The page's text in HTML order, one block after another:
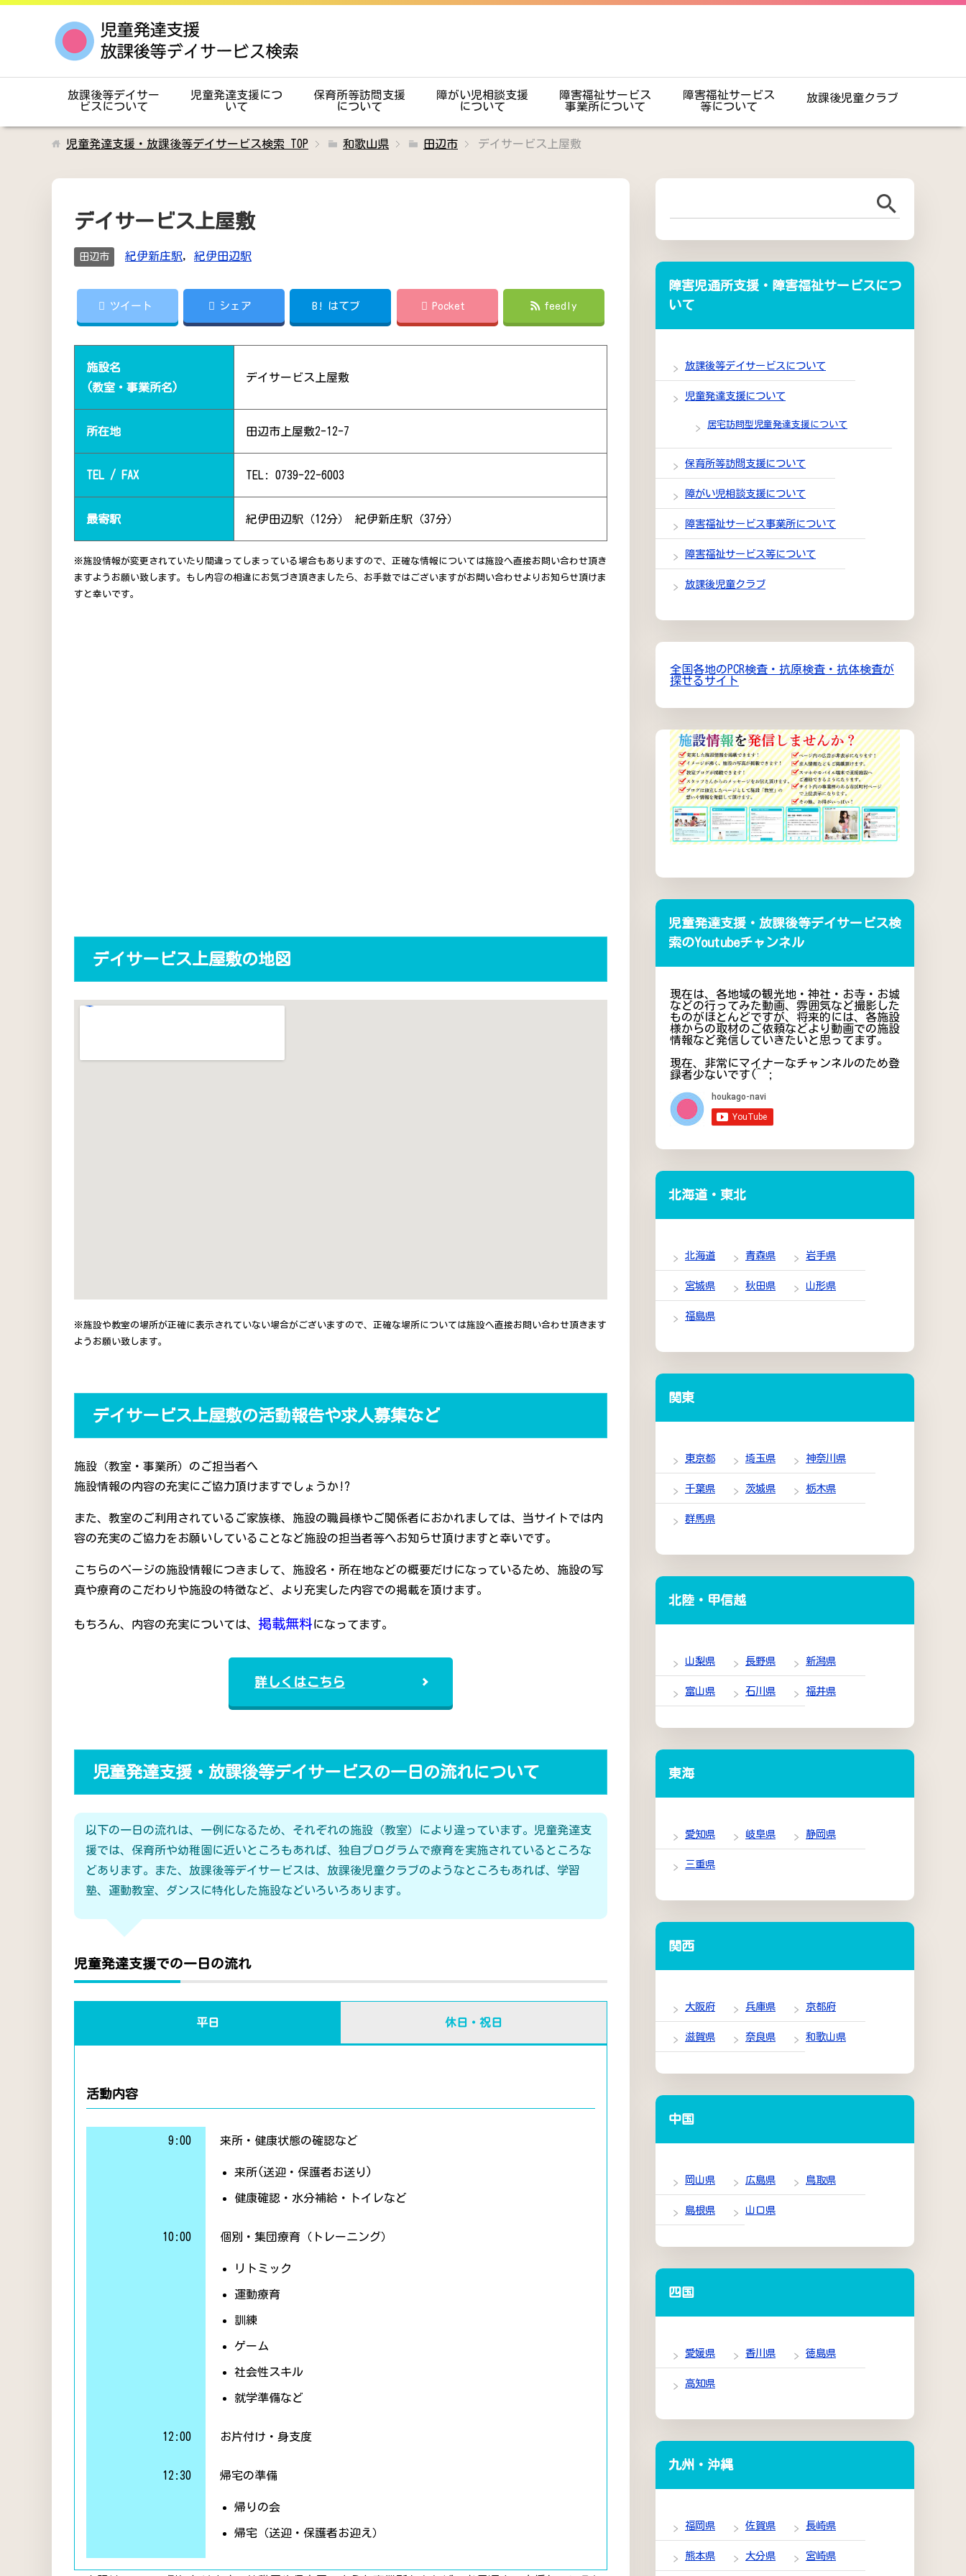
放課後等デイサー
ビスについて
児童発達支援につ
いて
保育所等訪問支援
について
障がい児相談支援
について
障害福祉サービス
事業所について
障害福祉サービス
等について
放課後児童クラブ
児童発達支援・放課後等デイサービス検索 TOP 和歌山県 田辺市 デイサービス上屋敷
デイサービス上屋敷
田辺市 紀伊新庄駅, 紀伊田辺駅
ツイート シェア B! はてブ Pocket feedly
施設名
(教室・事業所名)
デイサービス上屋敷
所在地 田辺市上屋敷2-12-7
TEL / FAX TEL: 0739-22-6003
最寄駅 紀伊田辺駅（12分） 紀伊新庄駅（37分）
※施設情報が変更されていたり間違ってしまっている場合もありますので、正確な情報については施設へ直接お問い合わせ頂き
ますようお願い致します。もし内容の相違にお気づき頂きましたら、お手数ではございますがお問い合わせよりお知らせ頂けま
すと幸いです。
デイサービス上屋敷の地図
※施設や教室の場所が正確に表示されていない場合がございますので、正確な場所については施設へ直接お問い合わせ頂きます
ようお願い致します。
デイサービス上屋敷の活動報告や求人募集など
施設（教室・事業所）のご担当者へ
施設情報の内容の充実にご協力頂けますでしょうか!?
また、教室のご利用されているご家族様、施設の職員様やご関係者におかれましては、当サイトでは内
容の充実のご協力をお願いしていることなど施設の担当者等へお知らせ頂けますと幸いです。
こちらのページの施設情報につきまして、施設名・所在地などの概要だけになっているため、施設の写
真や療育のこだわりや施設の特徴など、より充実した内容での掲載を頂けます。
もちろん、内容の充実については、 掲載無料になってます。
詳しくはこちら
児童発達支援・放課後等デイサービスの一日の流れについて
以下の一日の流れは、一例になるため、それぞれの施設（教室）により違っています。児童発達支
援では、保育所や幼稚園に近いところもあれば、独自プログラムで療育を実施されているところな
どあります。また、放課後等デイサービスは、放課後児童クラブのようなところもあれば、学習
塾、運動教室、ダンスに特化した施設などいろいろあります。
児童発達支援での一日の流れ
平日 休日・祝日
活動内容
9:00 来所・健康状態の確認など
来所(送迎・保護者お送り)
健康確認・水分補給・トイレなど
10:00 個別・集団療育（トレーニング）
リトミック
運動療育
訓練
ゲーム
社会性スキル
就学準備など
12:00 お片付け・身支度
12:30 帰宅の準備
帰りの会
帰宅（送迎・保護者お迎え）
障害児通所支援・障害福祉サービスにつ
いて
放課後等デイサービスについて
児童発達支援について
居宅訪問型児童発達支援について
保育所等訪問支援について
障がい児相談支援について
障害福祉サービス事業所について
障害福祉サービス等について
放課後児童クラブ
全国各地のPCR検査・抗原検査・抗体検査が
探せるサイト
児童発達支援・放課後等デイサービス検
索のYoutubeチャンネル
現在は、各地域の観光地・神社・お寺・お城
などの行ってみた動画、雰囲気など撮影した
ものがほとんどですが、将来的には、各施設
様からの取材のご依頼などより動画での施設
情報など発信していきたいと思ってます。
現在、非常にマイナーなチャンネルのため登
録者少ないです(^^;
北海道・東北
北海道 青森県 岩手県
宮城県 秋田県 山形県
福島県
関東
東京都 埼玉県 神奈川県
千葉県 茨城県 栃木県
群馬県
北陸・甲信越
山梨県 長野県 新潟県
富山県 石川県 福井県
東海
愛知県 岐阜県 静岡県
三重県
関西
大阪府 兵庫県 京都府
滋賀県 奈良県 和歌山県
中国
岡山県 広島県 鳥取県
島根県 山口県
四国
愛媛県 香川県 徳島県
高知県
九州・沖縄
福岡県 佐賀県 長崎県
熊本県 大分県 宮崎県